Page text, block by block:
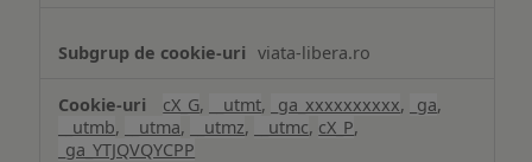
viata-libera.ro
cX_G, __utmt, _ga_xxxxxxxxxx, _ga,
__utmb, __utma, __utmz, __utmc, cX_P,
_ga_YTJQVQYCPP